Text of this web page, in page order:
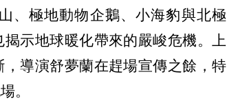
、極地動物企鵝、小海豹與北極
示地球暖化帶來的嚴峻危機。上
導演舒夢蘭在趕場宣傳之餘，特
。